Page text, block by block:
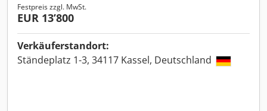
Festpreis zzgl. MwSt.
EUR 13’800
Verkäuferstandort:
Ständeplatz 1-3, 34117 Kassel, Deutschland